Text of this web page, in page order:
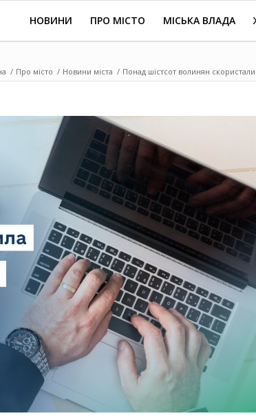
НОВИНИ ПРО МІСТО МІСЬКА ВЛАДА
/ Про місто / Новини міста / Понад шістсот волинян